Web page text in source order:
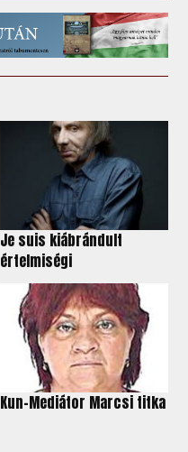
Je suis kiábrándult
értelmiségi
Kun-Mediátor Marcsi titka